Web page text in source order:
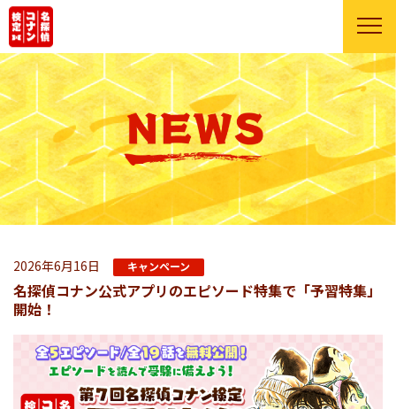
2026年6月16日 キャンペーン
名探偵コナン公式アプリのエピソード特集で「予習特集」
開始！